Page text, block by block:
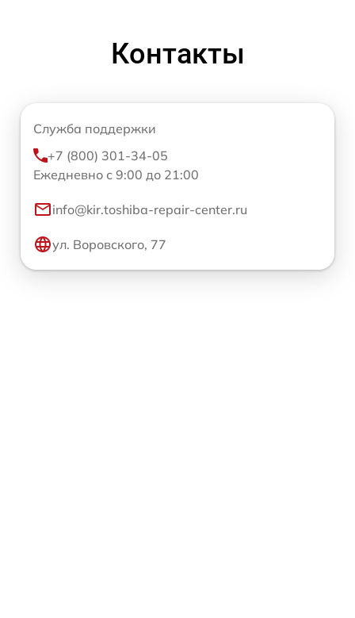
Контакты
Служба поддержки
+7 (800) 301-34-05
Ежедневно с 9:00 до 21:00
info@kir.toshiba-repair-center.ru
ул. Воровского, 77